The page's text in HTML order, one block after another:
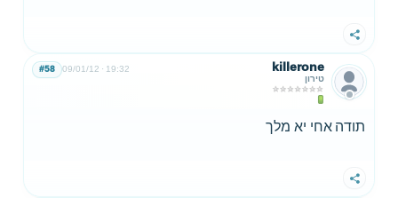
שתף
killerone
טירון
09/01/12 19:32
#58
תודה אחי יא מלך
שתף